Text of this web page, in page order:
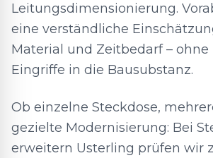
Leitungsdimensionierung.
eine verständliche
Material und Zeitbedarf –
Eingriffe in die Bausubstanz.
Ob einzelne Steckdose,
gezielte Modernisierung: Bei
erweitern Usterling prüfen wir